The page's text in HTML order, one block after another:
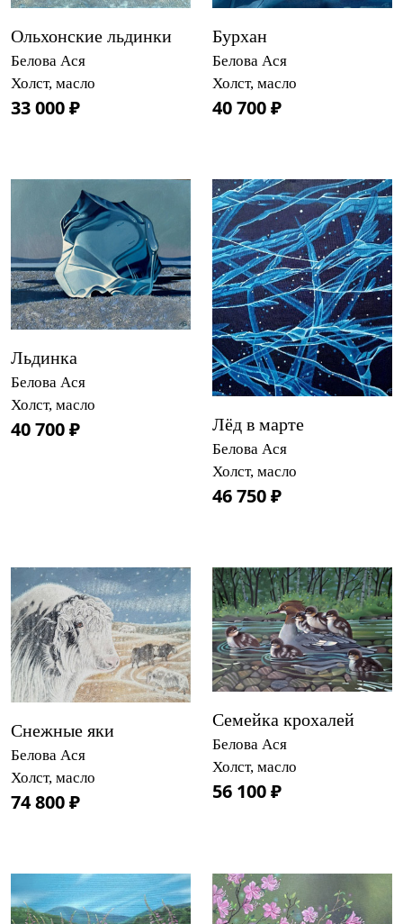
Ольхонские льдинки
Белова Ася
Холст, масло
33 000 ₽
Бурхан
Белова Ася
Холст, масло
40 700 ₽
Льдинка
Белова Ася
Холст, масло
40 700 ₽ Лёд в марте
Белова Ася
Холст, масло
46 750 ₽
Снежные яки
Белова Ася
Холст, масло
74 800 ₽
Семейка крохалей
Белова Ася
Холст, масло
56 100 ₽